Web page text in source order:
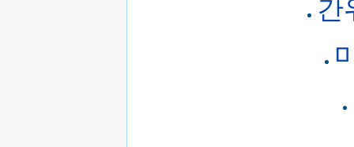
간